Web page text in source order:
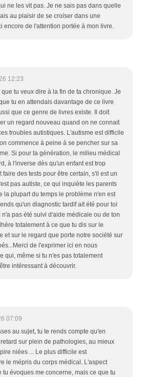
ne les vit pas. Je ne sais pas dans quelle
au plaisir de se croiser dans une
encore de l'attention portée à mon livre.
12:23
tu veux dire à la fin de ta chronique. Je
tu en attendais davantage de ce livre
que ce genre de livres existe. Il doit
un regard nouveau quand on ne connait
troubles autistiques. L'autisme est difficile
commence à peine à se pencher sur sa
Si pour ta génération, le milieu médical
à l'inverse dès qu'un enfant est trop
faire des tests pour être certain, s'il est un
pas autiste, ce qui inquiète les parents
la plupart du temps le problème n'en est
qu'un diagnostic tardif ait été pour toi
pas été suivi d'aide médicale ou de ton
totalement à ce que tu dis sur le
et sur le regard que porte notre société sur
de l'exprimer ici en nous
qui, même si tu n'es pas totalement
intéressant à découvrir.
07:09
au sujet, tu te rends compte qu'en
sur plein de pathologies, au mieux
niées ... Le plus difficile est
le mépris du corps médical. L'aspect
tu évoques me concerne, mais ce que tu